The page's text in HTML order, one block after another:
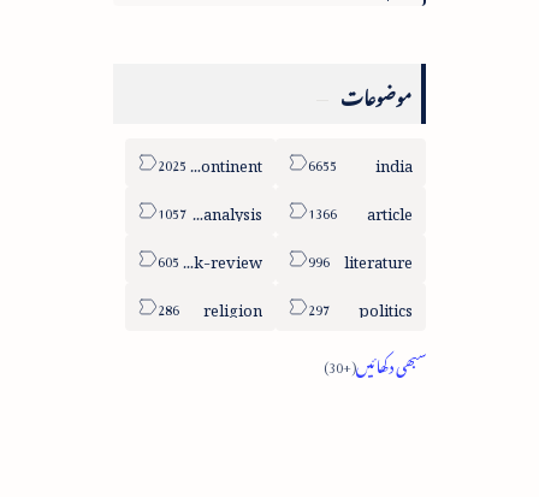
موضوعات
india
sub-continent
article
column-analysis
literature
book-review
politics
religion